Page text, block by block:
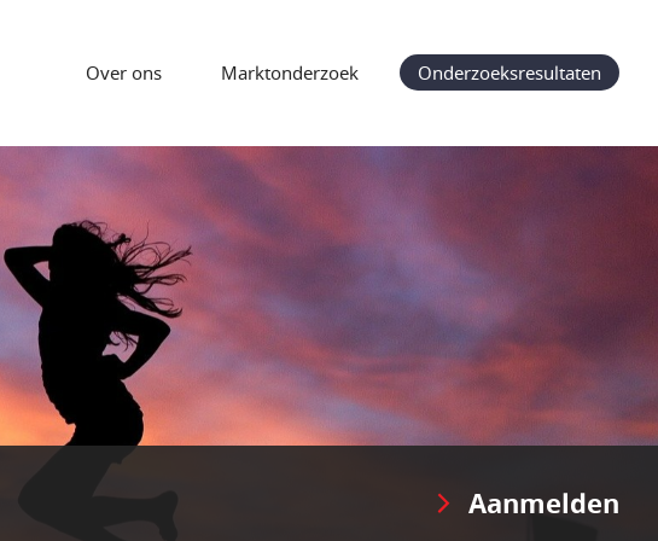
Over ons Marktonderzoek Onderzoeksresultaten
Aanmelden